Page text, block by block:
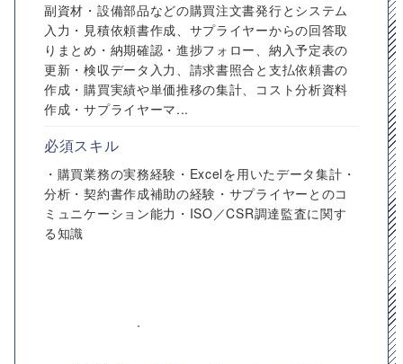
副資材・設備部品などの購買注文書発行とシステム
入力・見積依頼書作成、サプライヤーからの回答取
りまとめ・納期確認・進捗フォロー、納入予定表の
更新・検収データ入力、請求書照合と支払依頼書の
作成・購買実績や単価推移の集計、コスト分析資料
作成・サプライヤーマ...
必須スキル
・購買業務の実務経験・Excelを用いたデータ集計・
分析・契約書作成補助の経験・サプライヤーとのコ
ミュニケーション能力・ISO／CSR調達監査に関す
る知識